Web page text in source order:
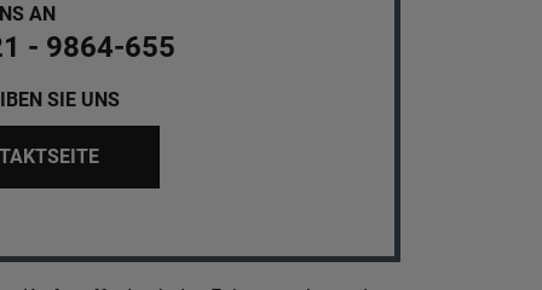
AN
- 9864-655
SIE UNS